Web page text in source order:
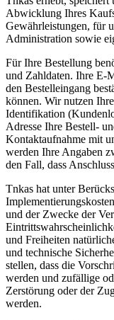
Abwicklung Ihres
Gewährleistungen, für
Administration sowie
Für Ihre Bestellung
und Zahldaten. Ihre E-
den Bestelleingang
können. Wir nutzen
Identifikation
Adresse Ihre Bestell-
Kontaktaufnahme mit
werden Ihre Angaben
den Fall, dass
Tnkas hat unter
und der Zwecke der
und Freiheiten
und technische
stellen, dass die
werden und zufällige
Zerstörung oder der
werden.